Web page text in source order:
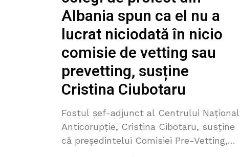
Albania spun ca el nu a
lucrat niciodată în nicio
comisie de vetting sau
prevetting, susține
Cristina Ciubotaru
Fostul șef-adjunct al Centrului Național
Anticorupție, Cristina Cibotaru, susține
că președintelui Comisiei Pre-Vetting,